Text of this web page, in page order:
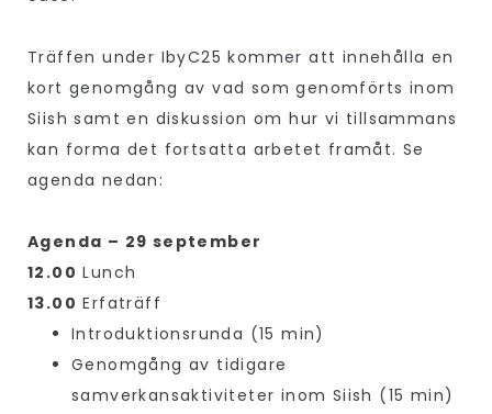
Träffen under IbyC25 kommer att innehålla en
kort genomgång av vad som genomförts inom
Siish samt en diskussion om hur vi tillsammans
kan forma det fortsatta arbetet framåt. Se
agenda nedan:
Agenda – 29 september
12.00 Lunch
13.00 Erfaträff
Introduktionsrunda (15 min)
Genomgång av tidigare
samverkansaktiviteter inom Siish (15 min)